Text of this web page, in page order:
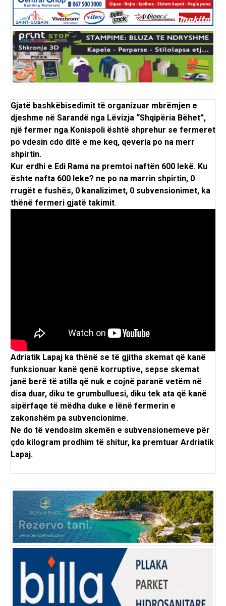
Gjatë bashkëbisedimit të organizuar mbrëmjen e
djeshme në Sarandë nga Lëvizja “Shqipëria Bëhet”,
një fermer nga Konispoli është shprehur se fermeret
po vdesin cdo ditë e me keq, qeveria po na merr
shpirtin.
Kur erdhi e Edi Rama na premtoi naftën 600 lekë. Ku
ështe nafta 600 leke? ne po na marrin shpirtin, 0
rrugët e fushës, 0 kanalizimet, 0 subvensionimet, ka
thënë fermeri gjatë takimit.
Adriatik Lapaj ka thënë se të gjitha skemat që kanë
funksionuar kanë qenë korruptive, sepse skemat
janë berë të atilla që nuk e cojnë paranë vetëm në
disa duar, diku te grumbulluesi, diku tek ata që kanë
sipërfaqe të mëdha duke e lënë fermerin e
zakonshëm pa subvencionime.
Ne do të vendosim skemën e subvensionemeve për
çdo kilogram prodhim të shitur, ka premtuar Ardriatik
Lapaj.